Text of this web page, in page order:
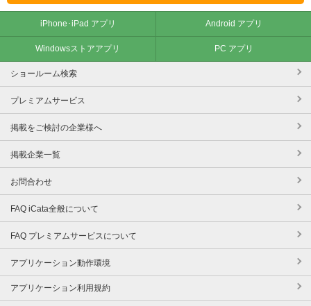
iPhone･iPad アプリ Android アプリ
Windowsストアアプリ PC アプリ
ショールーム検索
プレミアムサービス
掲載をご検討の企業様へ
掲載企業一覧
お問合わせ
FAQ iCata全般について
FAQ プレミアムサービスについて
アプリケーション動作環境
アプリケーション利用規約